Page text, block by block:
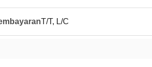
T/T, L/C